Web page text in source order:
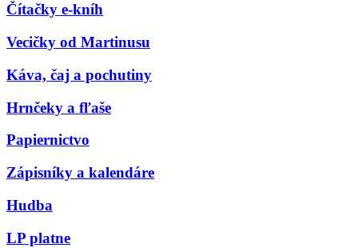
Čítačky e-kníh
Vecičky od Martinusu
Káva, čaj a pochutiny
Hrnčeky a fľaše
Papiernictvo
Zápisníky a kalendáre
Hudba
LP platne